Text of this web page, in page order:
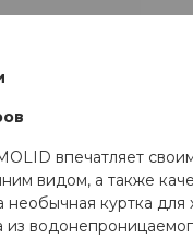
впечатляет
видом, а также
необычная куртка
​​из